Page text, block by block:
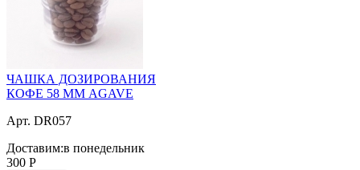
ЧАШКА ДОЗИРОВАНИЯ
КОФЕ 58 ММ AGAVE
Арт. DR057
Доставим:в понедельник
300 Р